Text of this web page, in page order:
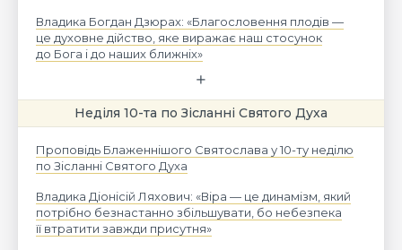
Владика Богдан Дзюрах: «Благословення плодів —
це духовне дійство, яке виражає наш стосунок
до Бога і до наших ближніх»
Неділя 10-та по Зісланні Святого Духа
Проповідь Блаженнішого Святослава у 10-ту неділю
по Зісланні Святого Духа
Владика Діонісій Ляхович: «Віра — це динамізм, який
потрібно безнастанно збільшувати, бо небезпека
її втратити завжди присутня»